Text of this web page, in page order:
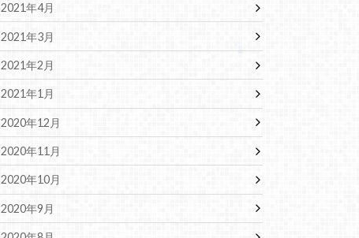
2021年4月
2021年3月
2021年2月
2021年1月
2020年12月
2020年11月
2020年10月
2020年9月